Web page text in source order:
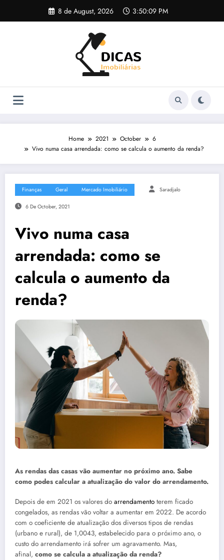
content
8 de August, 2026 3:50:10 PM
Home 2021 October
6
Vivo numa casa arrendada: como se calcula o aumento da renda?
Finanças Geral Mercado Imobiliário Saradjalo
6 De October, 2021
Vivo numa casa
arrendada: como se
calcula o aumento da
renda?
As rendas das casas vão aumentar no próximo ano. Sabe
como podes calcular a atualização do valor do arrendamento.
Depois de em 2021 os valores do arrendamento terem ficado
congelados, as rendas vão voltar a aumentar em 2022. De acordo
com o coeficiente de atualização dos diversos tipos de rendas
(urbano e rural), de 1,0043, estabelecido para o próximo ano, o
custo do arrendamento irá sofrer um agravamento. Mas,
afinal, como se calcula a atualização da renda?